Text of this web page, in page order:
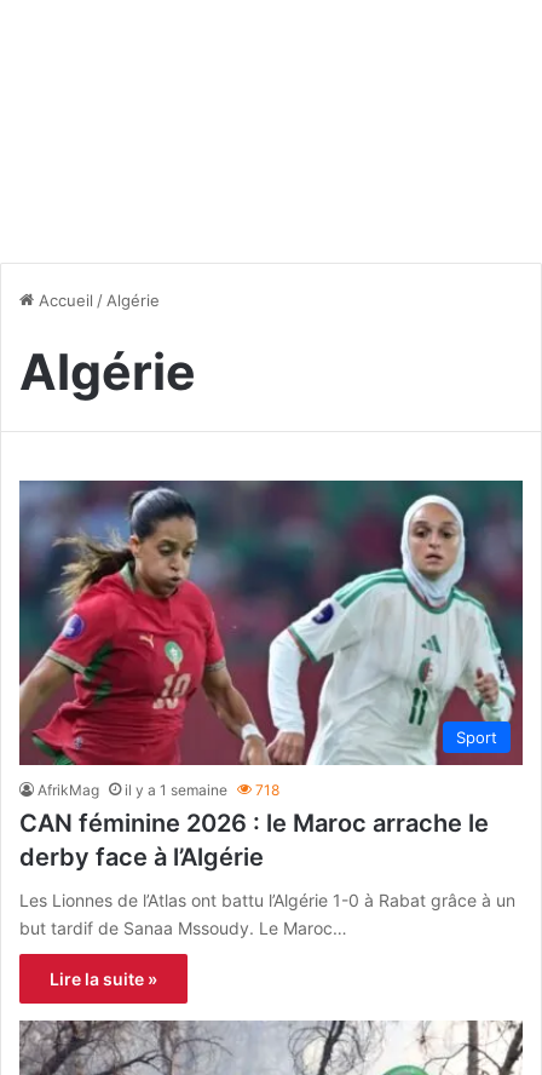
Accueil / Algérie
Algérie
Sport
AfrikMag il y a 1 semaine 718
CAN féminine 2026 : le Maroc arrache le
derby face à l’Algérie
Les Lionnes de l’Atlas ont battu l’Algérie 1-0 à Rabat grâce à un
but tardif de Sanaa Mssoudy. Le Maroc…
Lire la suite »